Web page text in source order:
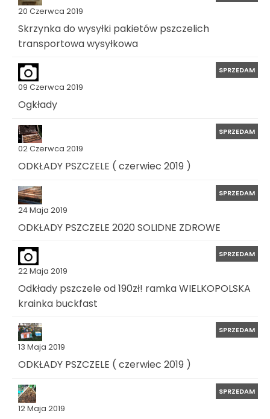
20 Czerwca 2019
Skrzynka do wysyłki pakietów pszczelich
transportowa wysyłkowa
09 Czerwca 2019
SPRZEDAM
Ogkłady
02 Czerwca 2019
SPRZEDAM
ODKŁADY PSZCZELE ( czerwiec 2019 )
24 Maja 2019
SPRZEDAM
ODKŁADY PSZCZELE 2020 SOLIDNE ZDROWE
22 Maja 2019
SPRZEDAM
Odkłady pszczele od 190zł! ramka WIELKOPOLSKA
krainka buckfast
13 Maja 2019
SPRZEDAM
ODKŁADY PSZCZELE ( czerwiec 2019 )
12 Maja 2019
SPRZEDAM